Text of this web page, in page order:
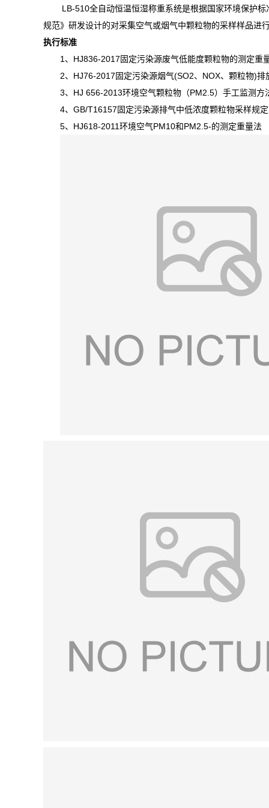
LB-510全自动恒温恒湿称重系统是根据国家环境保护标
规范》研发设计的对采集空气或烟气中颗粒物的采样样品进
执行标准
1、HJ836-2017固定污染源废气低能度颗粒物的测定重
2、HJ76-2017固定污染源烟气(SO2、 NOX、颗粒物)排
3、HJ 656-2013环境空气颗粒物（PM2.5）手工监测方
4、GB/T16157固定污染源排气中低浓度颗粒物采样规
5、HJ618-2011环境空气PM10和PM2.5-的测定重量法